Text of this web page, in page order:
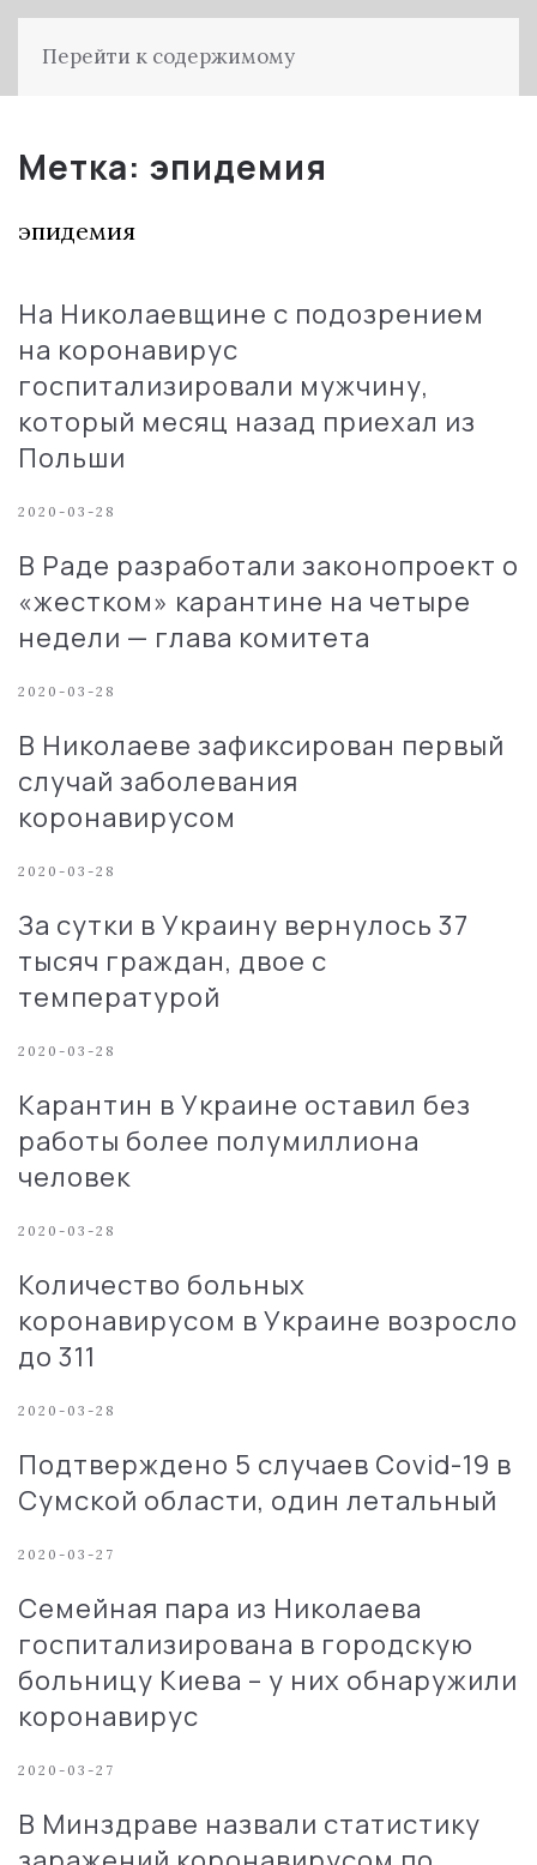
Перейти к содержимому
Метка: эпидемия
эпидемия
На Николаевщине с подозрением
на коронавирус
госпитализировали мужчину,
который месяц назад приехал из
Польши
2020-03-28
В Раде разработали законопроект о
«жестком» карантине на четыре
недели — глава комитета
2020-03-28
В Николаеве зафиксирован первый
случай заболевания
коронавирусом
2020-03-28
За сутки в Украину вернулось 37
тысяч граждан, двое с
температурой
2020-03-28
Карантин в Украине оставил без
работы более полумиллиона
человек
2020-03-28
Количество больных
коронавирусом в Украине возросло
до 311
2020-03-28
Подтверждено 5 случаев Covid-19 в
Сумской области, один летальный
2020-03-27
Семейная пара из Николаева
госпитализирована в городскую
больницу Киева – у них обнаружили
коронавирус
2020-03-27
В Минздраве назвали статистику